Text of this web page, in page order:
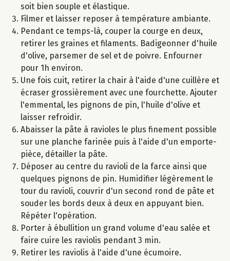
soit bien souple et élastique.
Filmer et laisser reposer à température ambiante.
Pendant ce temps-là, couper la courge en deux,
retirer les graines et filaments. Badigeonner d'huile
d'olive, parsemer de sel et de poivre. Enfourner
pour 1h environ.
Une fois cuit, retirer la chair à l'aide d'une cuillère et
écraser grossièrement avec une fourchette. Ajouter
l'emmental, les pignons de pin, l'huile d'olive et
laisser refroidir.
Abaisser la pâte à ravioles le plus finement possible
sur une planche farinée puis à l'aide d'un emporte-
pièce, détailler la pâte.
Déposer au centre du ravioli de la farce ainsi que
quelques pignons de pin. Humidifier légèrement le
tour du ravioli, couvrir d'un second rond de pâte et
souder les bords deux à deux en appuyant bien.
Répéter l'opération.
Porter à ébullition un grand volume d'eau salée et
faire cuire les raviolis pendant 3 min.
Retirer les raviolis à l'aide d'une écumoire.